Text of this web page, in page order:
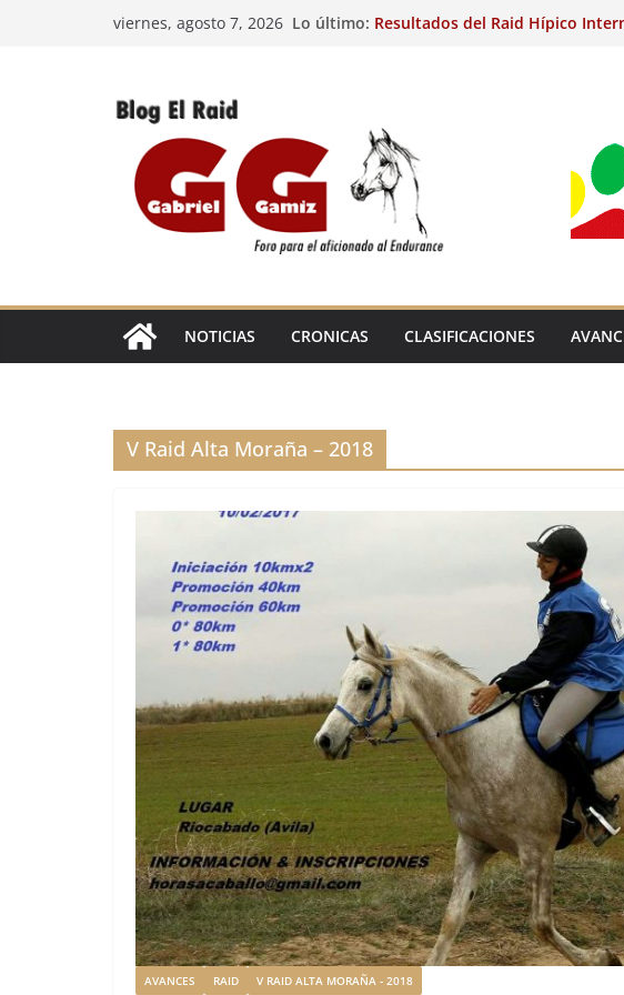
viernes, agosto 7, 2026 Lo último: Resultados del Raid Hípico
Caballos Jóvenes de Raid.
Raid Hípico Eladina Kung
EL
NOTICIAS CRONICAS CLASIFICACIONES
V Raid Alta Moraña – 2018
AVANCES RAID V RAID ALTA MORAÑA - 2018